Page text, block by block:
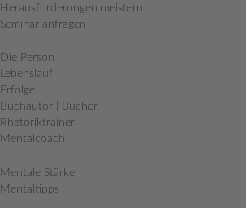
Herausforderungen meistern
Seminar anfragen
Die Person
Lebenslauf
Erfolge
Buchautor | Bücher
Rhetoriktrainer
Mentalcoach
Mentale Stärke
Mentaltipps